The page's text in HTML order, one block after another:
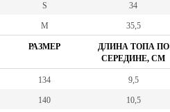
S 34
M 35,5
РАЗМЕР
ДЛИНА ТОПА ПО
СЕРЕДИНЕ, СМ
134 9,5
140 10,5